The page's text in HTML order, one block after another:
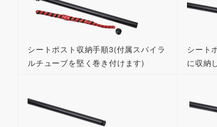
シートポスト収納手順3(付属スパイラ
ルチューブを堅く巻き付けます)
シート
に収納